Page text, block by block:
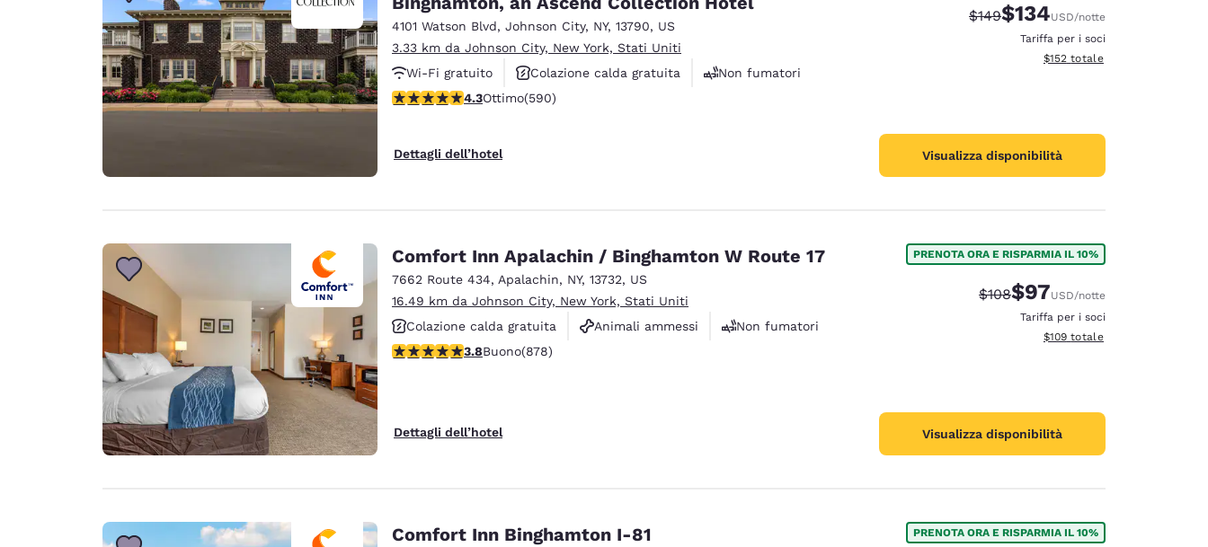
Français
Europa
Deutschland
Deutsch English
United Kingdom
Asia-Pacifico
Australia
English
India
English
4101 Watson Blvd, Johnson City, NY, 13790, US
3.33 km da Johnson City, New York, Stati Uniti
Wi-Fi gratuito
Colazione calda gratuita
Non fumatori
Valutazione di 4.31 stelle. Ottimo. 590 recensioni
4.3Ottimo(590)
Dettagli dell’hotel
Tariffa di barratura:
$149Tariffa scontata:
$134USD/notte
Tariffa per i soci
Visualizza i dettagli totali
$152 totale
Visualizza disponibilità
Comfort Inn Apalachin / Binghamton W Route 17
7662 Route 434, Apalachin, NY, 13732, US
16.49 km da Johnson City, New York, Stati Uniti
Colazione calda gratuita
Animali ammessi
Non fumatori
Valutazione di 3.82 stelle. Buono. 878 recensioni
3.8Buono(878)
Dettagli dell’hotel
PRENOTA ORA E RISPARMIA IL 10%
Tariffa di barratura:
$108Tariffa scontata:
$97USD/notte
Tariffa per i soci
Visualizza i dettagli totali
$109 totale
Visualizza disponibilità
Comfort Inn Binghamton I-81 PRENOTA ORA E RISPARMIA IL 10%